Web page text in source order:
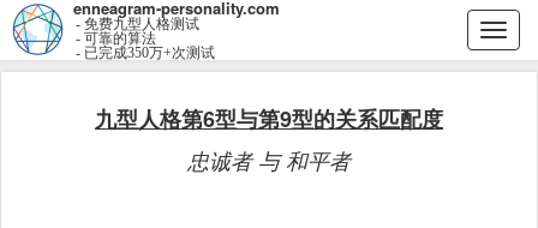
enneagram-personality.com
- 免费九型人格测试
- 可靠的算法
- 已完成350万+次测试
九型人格第6型与第9型的关系匹配度
忠诚者 与 和平者